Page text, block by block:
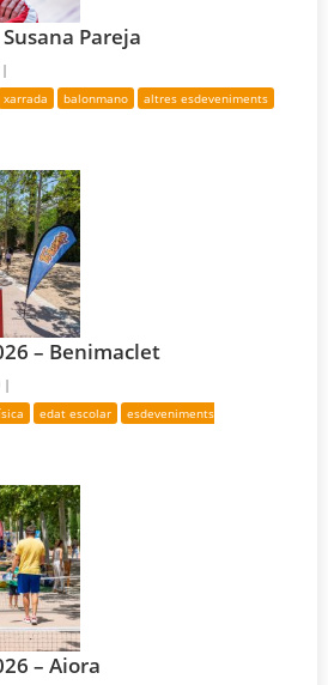
Pareja
|
xarrada balonmano
altres esdeveniments
– Benimaclet
|
edat escolar
esdeveniments
– Aiora